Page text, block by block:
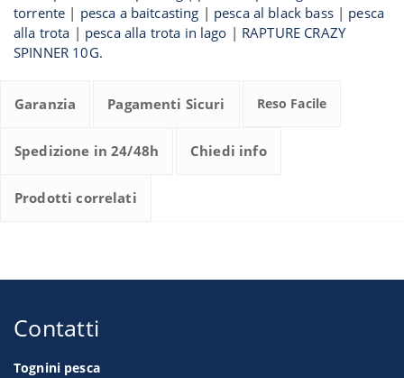
torrente | pesca a baitcasting | pesca al black bass| pesca
alla trota | pesca alla trota in lago | RAPTURE CRAZY
SPINNER 10G.
Garanzia Pagamenti Sicuri Reso Facile
Spedizione in 24/48h Chiedi info
Prodotti correlati
Contatti
Tognini pesca